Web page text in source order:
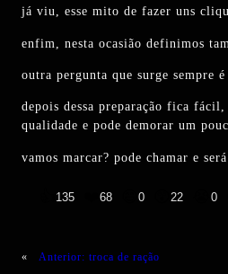
já viu, esse mito de fazer uns
enfim, nesta ocasião definimos
outra pergunta que surge sempre
depois dessa preparação fica
qualidade e pode demorar um
vamos marcar? pode chamar e
135 68 0 22 0
« Anterior: troca de ração